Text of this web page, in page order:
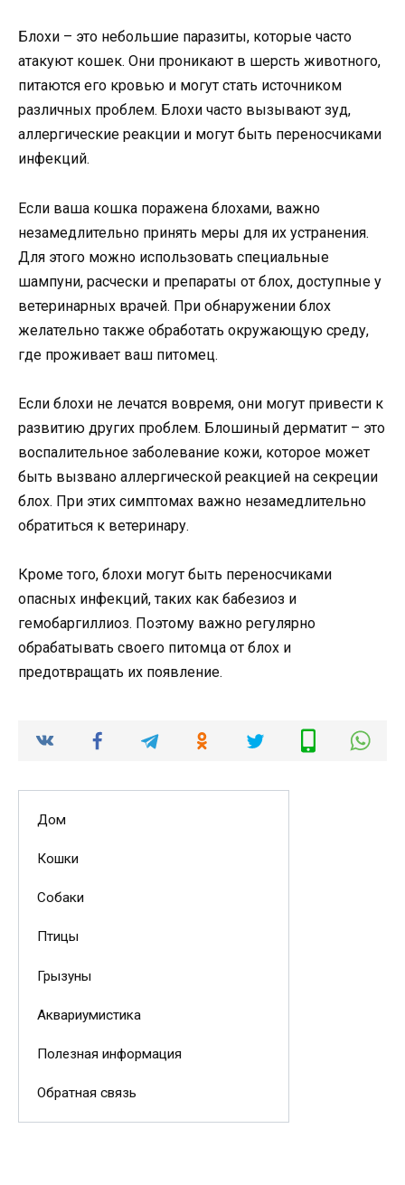
Блохи – это небольшие паразиты, которые часто
атакуют кошек. Они проникают в шерсть животного,
питаются его кровью и могут стать источником
различных проблем. Блохи часто вызывают зуд,
аллергические реакции и могут быть переносчиками
инфекций.
Если ваша кошка поражена блохами, важно
незамедлительно принять меры для их устранения.
Для этого можно использовать специальные
шампуни, расчески и препараты от блох, доступные у
ветеринарных врачей. При обнаружении блох
желательно также обработать окружающую среду,
где проживает ваш питомец.
Если блохи не лечатся вовремя, они могут привести к
развитию других проблем. Блошиный дерматит – это
воспалительное заболевание кожи, которое может
быть вызвано аллергической реакцией на секреции
блох. При этих симптомах важно незамедлительно
обратиться к ветеринару.
Кроме того, блохи могут быть переносчиками
опасных инфекций, таких как бабезиоз и
гемобаргиллиоз. Поэтому важно регулярно
обрабатывать своего питомца от блох и
предотвращать их появление.
Дом
Кошки
Собаки
Птицы
Грызуны
Аквариумистика
Полезная информация
Обратная связь